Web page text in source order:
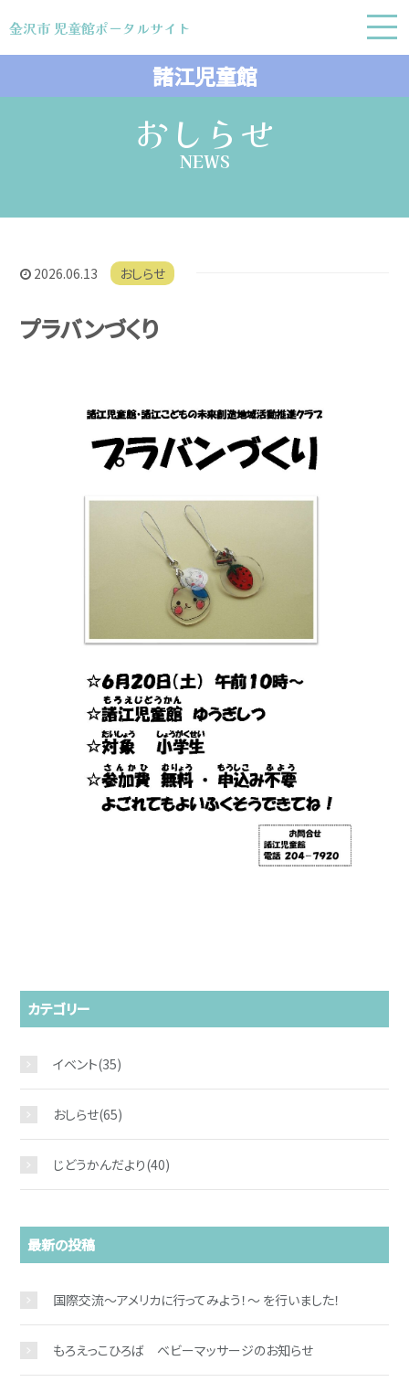
金沢市 児童館ポータルサイト
金沢市 児童館ポータルサイト
おしらせ
NEWS
2026.06.13 おしらせ
プラバンづくり
カテゴリー
イベント(35)
おしらせ(65)
じどうかんだより(40)
最新の投稿
国際交流～アメリカに行ってみよう！～ を行いました！
もろえっこひろば ベビーマッサージのお知らせ
諸江児童館